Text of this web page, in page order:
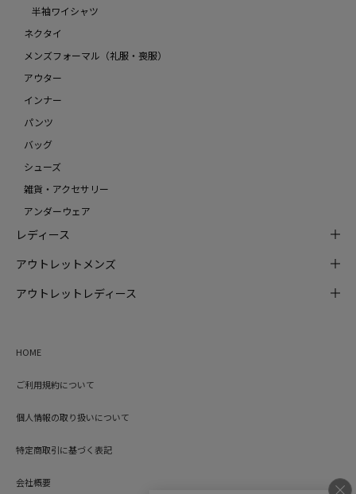
半袖ワイシャツ
ネクタイ
メンズフォーマル（礼服・喪服）
アウター
インナー
パンツ
バッグ
シューズ
雑貨・アクセサリー
アンダーウェア
レディース
アウトレットメンズ
アウトレットレディース
HOME
ご利用規約について
個人情報の取り扱いについて
特定商取引に基づく表記
会社概要